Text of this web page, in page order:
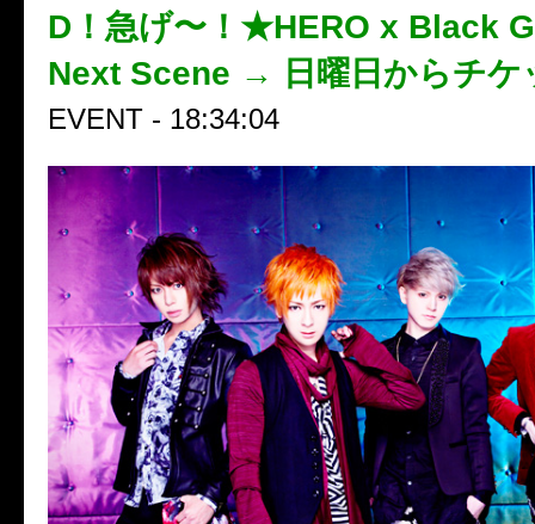
D！急げ〜！★HERO x Black
Next Scene → 日曜日からチケ
EVENT - 18:34:04